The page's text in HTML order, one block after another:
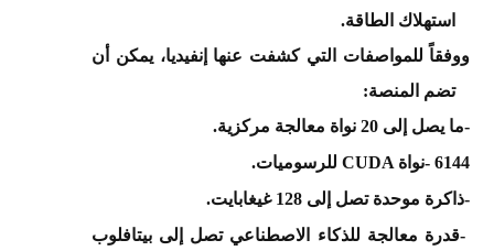
استهلاك الطاقة.
ووفقاً للمواصفات التي كشفت عنها إنفيديا، يمكن أن
تضم المنصة:
-ما يصل إلى 20 نواة معالجة مركزية .
- 6144نواة CUDA للرسوميات.
-ذاكرة موحدة تصل إلى 128 غيغابايت .
-قدرة معالجة للذكاء الاصطناعي تصل إلى بيتافلوب